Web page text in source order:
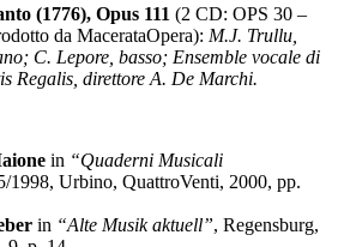
(1776), Opus 111 (2 CD: OPS 30 –
da MacerataOpera): M.J. Trullu,
C. Lepore, basso; Ensemble vocale di
Regalis, direttore A. De Marchi.
in “Quaderni Musicali
1998, Urbino, QuattroVenti, 2000, pp.
in “Alte Musik aktuell”, Regensburg,